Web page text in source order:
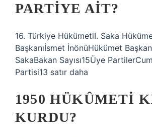
PARTIYE AIT?
16. Türkiye HükümetiI. Saka
Başkanıİsmet İnönüHükümet
SakaBakan Sayısı15Üye
Partisi13 satır daha
1950 HÜKÛMETI
KURDU?